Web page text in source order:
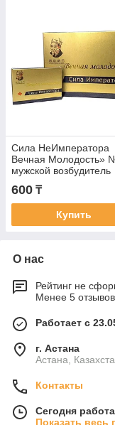
Сила НеИмператора
Вечная Молодость»
мужской возбудитель
600 ₸
Купить
О нас
Рейтинг не
Менее 5
Работает с
г. Астана
Астана,
Контакты
Сегодня
Показать весь